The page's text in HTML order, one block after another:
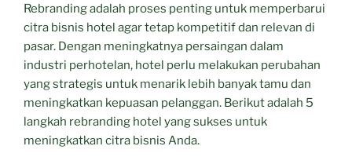
Rebranding adalah proses penting untuk memperbarui
citra bisnis hotel agar tetap kompetitif dan relevan di
pasar. Dengan meningkatnya persaingan dalam
industri perhotelan, hotel perlu melakukan perubahan
yang strategis untuk menarik lebih banyak tamu dan
meningkatkan kepuasan pelanggan. Berikut adalah 5
langkah rebranding hotel yang sukses untuk
meningkatkan citra bisnis Anda.